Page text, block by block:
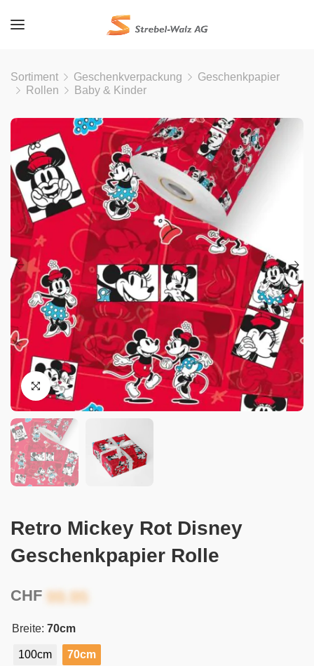
Sortiment Geschenkverpackung
Geschenkpapier
Rollen
Baby & Kinder
Retro Mickey Rot Disney
Geschenkpapier Rolle
CHF
Breite: 70cm
100cm 70cm